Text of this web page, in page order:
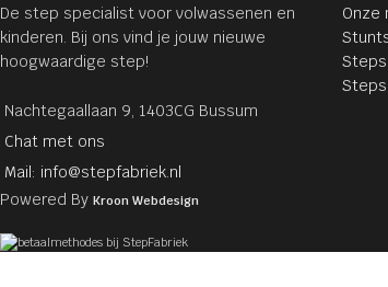
De step specialist voor volwassenen en
kinderen. Bij ons vind je jouw nieuwe
hoogwaardige step!
Nachtegaallaan 9, 1403CG Bussum
Chat met ons
Mail: info@stepfabriek.nl
Onze
Powered By Kroon Webdesign